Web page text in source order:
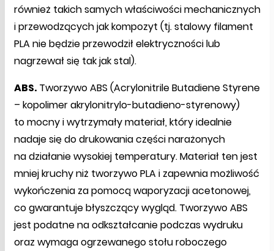
również takich samych właściwości mechanicznych
i przewodzących jak kompozyt (tj. stalowy filament
PLA nie będzie przewodził elektryczności lub
nagrzewał się tak jak stal).
ABS.Tworzywo ABS (Acrylonitrile Butadiene Styrene
– kopolimer akrylonitrylo-butadieno-styrenowy)
to mocny i wytrzymały materiał, który idealnie
nadaje się do drukowania części narażonych
na działanie wysokiej temperatury. Materiał ten jest
mniej kruchy niż tworzywo PLA i zapewnia możliwość
wykończenia za pomocą waporyzacji acetonowej,
co gwarantuje błyszczący wygląd. Tworzywo ABS
jest podatne na odkształcanie podczas wydruku
oraz wymaga ogrzewanego stołu roboczego